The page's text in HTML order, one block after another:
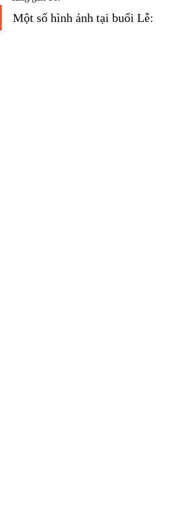
Một số hình ảnh tại buổi Lễ: